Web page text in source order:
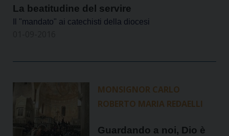
La beatitudine del servire
Il "mandato" ai catechisti della diocesi
MONSIGNOR CARLO
ROBERTO MARIA REDAELLI
Guardando a noi, Dio è